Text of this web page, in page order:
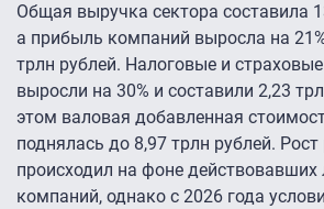
Общая выручка сектора составила
а прибыль компаний выросла на
трлн рублей. Налоговые и
выросли на 30% и составили 2,23
этом валовая добавленная
поднялась до 8,97 трлн рублей.
происходил на фоне действовавших
компаний, однако с 2026 года